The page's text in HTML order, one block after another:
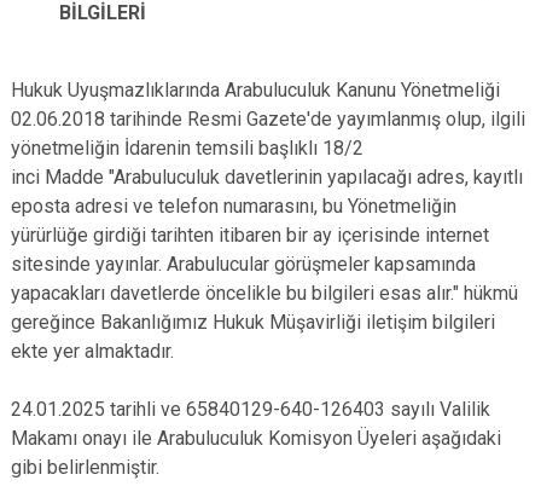
BİLGİLERİ
Hukuk Uyuşmazlıklarında Arabuluculuk Kanunu Yönetmeliği
02.06.2018 tarihinde Resmi Gazete'de yayımlanmış olup, ilgili
yönetmeliğin İdarenin temsili başlıklı 18/2
inci Madde "Arabuluculuk davetlerinin yapılacağı adres, kayıtlı
e­posta adresi ve telefon numarasını, bu Yönetmeliğin
yürürlüğe girdiği tarihten itibaren bir ay içerisinde internet
sitesinde yayınlar. Arabulucular görüşmeler kapsamında
yapacakları davetlerde öncelikle bu bilgileri esas alır." hükmü
gereğince Bakanlığımız Hukuk Müşavirliği iletişim bilgileri
ekte yer almaktadır.
24.01.2025 tarihli ve 65840129-640-126403 sayılı Valilik
Makamı onayı ile Arabuluculuk Komisyon Üyeleri aşağıdaki
gibi belirlenmiştir.